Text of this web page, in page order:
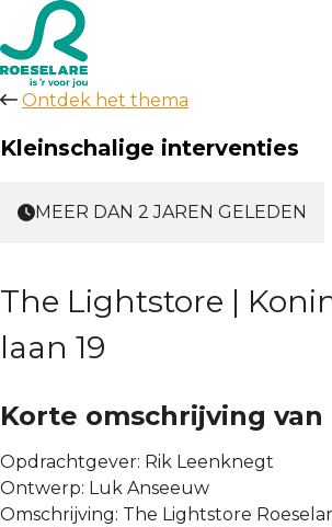
Ontdek het thema
Kleinschalige interventies
MEER DAN 2 JAREN GELEDEN
The Lightstore |
laan 19
Korte omschrijving
Opdrachtgever: Rik Leenknegt
Ontwerp: Luk Anseeuw
Omschrijving: The Lightstore